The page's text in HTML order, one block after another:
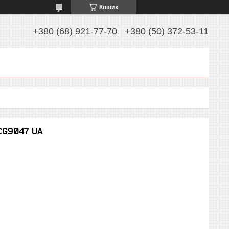
Кошик
+380 (68) 921-77-70 +380 (50) 372-53-11
UA